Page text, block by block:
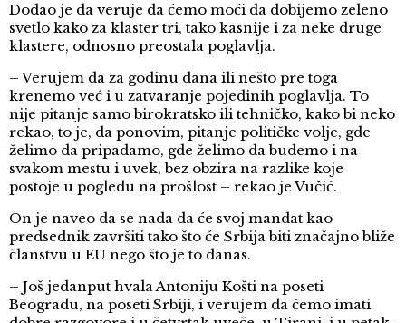
Dodao je da veruje da ćemo moći da dobijemo zeleno
svetlo kako za klaster tri, tako kasnije i za neke druge
klastere, odnosno preostala poglavlja.
– Verujem da za godinu dana ili nešto pre toga
krenemo već i u zatvaranje pojedinih poglavlja. To
nije pitanje samo birokratsko ili tehničko, kako bi neko
rekao, to je, da ponovim, pitanje političke volje, gde
želimo da pripadamo, gde želimo da budemo i na
svakom mestu i uvek, bez obzira na razlike koje
postoje u pogledu na prošlost – rekao je Vučić.
On je naveo da se nada da će svoj mandat kao
predsednik završiti tako što će Srbija biti značajno bliže
članstvu u EU nego što je to danas.
– Još jedanput hvala Antoniju Košti na poseti
Beogradu, na poseti Srbiji, i verujem da ćemo imati